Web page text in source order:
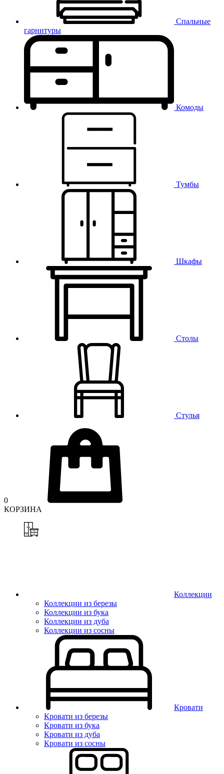
Спальные
гарнитуры
Комоды
Тумбы
Шкафы
Столы
Стулья
0
КОРЗИНА
Коллекции
Коллекции из березы
Коллекции из бука
Коллекции из дуба
Коллекции из сосны
Кровати
Кровати из березы
Кровати из бука
Кровати из дуба
Кровати из сосны